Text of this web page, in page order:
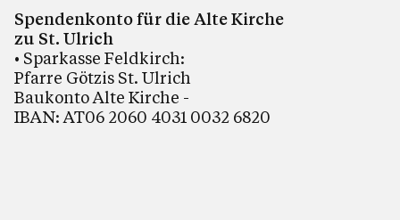
Spendenkonto für die Alte Kirche
zu St. Ulrich
• Sparkasse Feldkirch:
Pfarre Götzis St. Ulrich
Baukonto Alte Kirche -
IBAN: AT06 2060 4031 0032 6820